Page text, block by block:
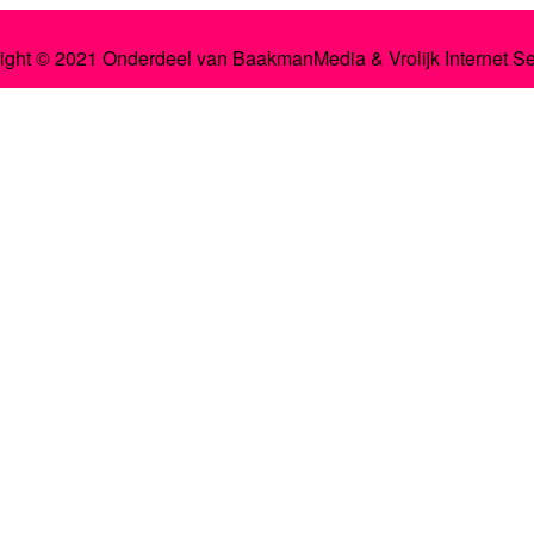
© 2021 Onderdeel van BaakmanMedia& Vrolijk Internet